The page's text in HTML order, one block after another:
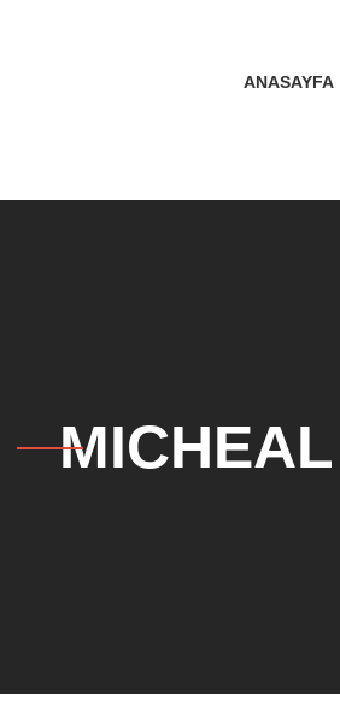
ANASAYFA